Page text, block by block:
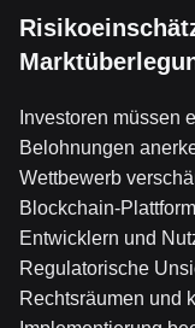
Investoren müssen
Belohnungen
Wettbewerb
Blockchain-
Entwicklern und
Regulatorische
Rechtsräumen und